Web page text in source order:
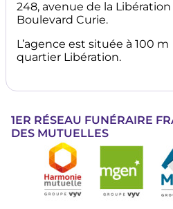
248, avenue de la Libération
Boulevard Curie.
L’agence est située à 100
quartier Libération.
1ER RÉSEAU FUNÉRAIRE
DES MUTUELLES
Image